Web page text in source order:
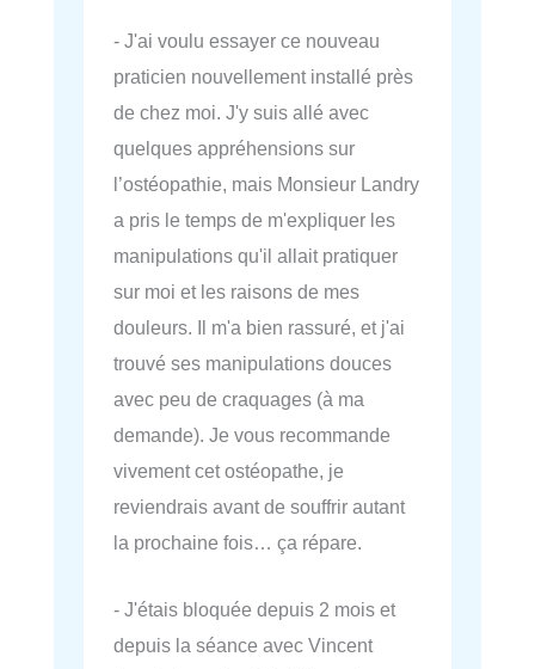
- J'ai voulu essayer ce nouveau
praticien nouvellement installé près
de chez moi. J'y suis allé avec
quelques appréhensions sur
l’ostéopathie, mais Monsieur Landry
a pris le temps de m'expliquer les
manipulations qu'il allait pratiquer
sur moi et les raisons de mes
douleurs. Il m'a bien rassuré, et j'ai
trouvé ses manipulations douces
avec peu de craquages (à ma
demande). Je vous recommande
vivement cet ostéopathe, je
reviendrais avant de souffrir autant
la prochaine fois… ça répare.
- J'étais bloquée depuis 2 mois et
depuis la séance avec Vincent